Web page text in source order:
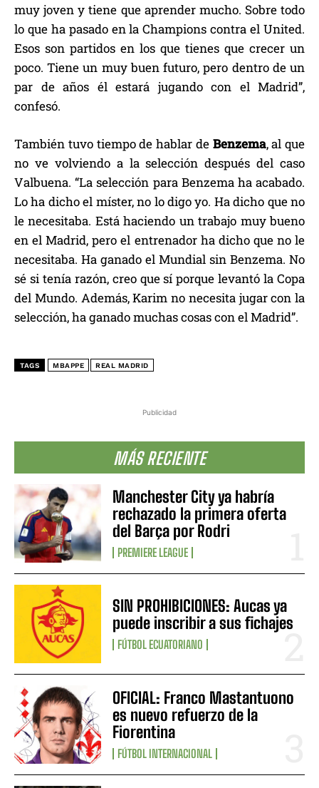
Publicidad
MÁS RECIENTE
Manchester City ya habría
rechazado la primera oferta
del Barça por Rodri
PREMIERE LEAGUE
SIN PROHIBICIONES: Aucas ya
puede inscribir a sus fichajes
FÚTBOL ECUATORIANO
OFICIAL: Franco Mastantuono
es nuevo refuerzo de la
Fiorentina
FÚTBOL INTERNACIONAL
muy joven y tiene que aprender mucho. Sobre todo
lo que ha pasado en la Champions contra el United.
Esos son partidos en los que tienes que crecer un
poco. Tiene un muy buen futuro, pero dentro de un
par de años él estará jugando con el Madrid”,
confesó.
También tuvo tiempo de hablar de Benzema, al que
no ve volviendo a la selección después del caso
Valbuena. “La selección para Benzema ha acabado.
Lo ha dicho el míster, no lo digo yo. Ha dicho que no
le necesitaba. Está haciendo un trabajo muy bueno
en el Madrid, pero el entrenador ha dicho que no le
necesitaba. Ha ganado el Mundial sin Benzema. No
sé si tenía razón, creo que sí porque levantó la Copa
del Mundo. Además, Karim no necesita jugar con la
selección, ha ganado muchas cosas con el Madrid”.
TAGS MBAPPE REAL MADRID